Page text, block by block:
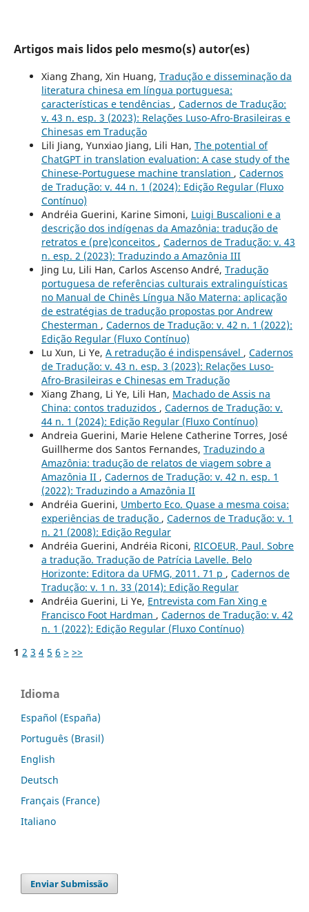
Artigos mais lidos pelo mesmo(s) autor(es)
Xiang Zhang, Xin Huang, Tradução e disseminação da
literatura chinesa em língua portuguesa:
características e tendências , Cadernos de Tradução:
v. 43 n. esp. 3 (2023): Relações Luso-Afro-Brasileiras e
Chinesas em Tradução
Lili Jiang, Yunxiao Jiang, Lili Han, The potential of
ChatGPT in translation evaluation: A case study of the
Chinese-Portuguese machine translation , Cadernos
de Tradução: v. 44 n. 1 (2024): Edição Regular (Fluxo
Contínuo)
Andréia Guerini, Karine Simoni, Luigi Buscalioni e a
descrição dos indígenas da Amazônia: tradução de
retratos e (pre)conceitos , Cadernos de Tradução: v. 43
n. esp. 2 (2023): Traduzindo a Amazônia III
Jing Lu, Lili Han, Carlos Ascenso André, Tradução
portuguesa de referências culturais extralinguísticas
no Manual de Chinês Língua Não Materna: aplicação
de estratégias de tradução propostas por Andrew
Chesterman , Cadernos de Tradução: v. 42 n. 1 (2022):
Edição Regular (Fluxo Contínuo)
Lu Xun, Li Ye, A retradução é indispensável , Cadernos
de Tradução: v. 43 n. esp. 3 (2023): Relações Luso-
Afro-Brasileiras e Chinesas em Tradução
Xiang Zhang, Li Ye, Lili Han, Machado de Assis na
China: contos traduzidos , Cadernos de Tradução: v.
44 n. 1 (2024): Edição Regular (Fluxo Contínuo)
Andreia Guerini, Marie Helene Catherine Torres, José
Guillherme dos Santos Fernandes, Traduzindo a
Amazônia: tradução de relatos de viagem sobre a
Amazônia II , Cadernos de Tradução: v. 42 n. esp. 1
(2022): Traduzindo a Amazônia II
Andréia Guerini, Umberto Eco. Quase a mesma coisa:
experiências de tradução , Cadernos de Tradução: v. 1
n. 21 (2008): Edição Regular
Andréia Guerini, Andréia Riconi, RICOEUR, Paul. Sobre
a tradução. Tradução de Patrícia Lavelle. Belo
Horizonte: Editora da UFMG, 2011. 71 p , Cadernos de
Tradução: v. 1 n. 33 (2014): Edição Regular
Andréia Guerini, Li Ye, Entrevista com Fan Xing e
Francisco Foot Hardman , Cadernos de Tradução: v. 42
n. 1 (2022): Edição Regular (Fluxo Contínuo)
1 2 3 4 5 6 > >>
Idioma
Español (España)
Português (Brasil)
English
Deutsch
Français (France)
Italiano
Enviar Submissão